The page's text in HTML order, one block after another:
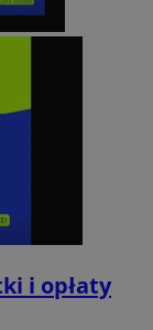
i opłaty